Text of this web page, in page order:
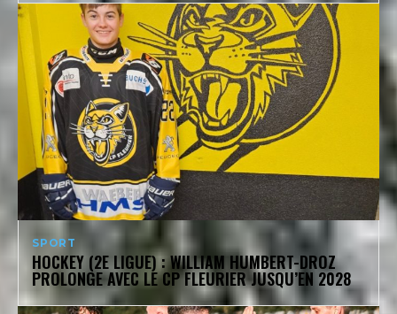
SPORT
HOCKEY (2E LIGUE) : WILLIAM HUMBERT-DROZ
PROLONGE AVEC LE CP FLEURIER JUSQU’EN 2028